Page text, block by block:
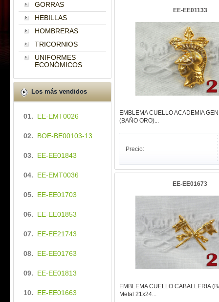
GORRAS
HEBILLAS
HOMBRERAS
TRICORNIOS
UNIFORMES
ECONÓMICOS
Los más vendidos
01. EE-EMT0026
02. BOE-BE00103-13
03. EE-EE01843
04. EE-EMT0036
05. EE-EE01703
06. EE-EE01853
07. EE-EE21743
08. EE-EE01763
09. EE-EE01813
10. EE-EE01663
EE-EE01133
EMBLEMA CUELLO ACADEMIA
(BAÑO ORO)...
Precio:
EE-EE01673
EMBLEMA CUELLO CABALLERIA
Metal 21x24...